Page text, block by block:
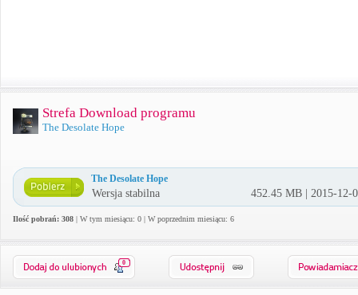
Strefa Download programu
The Desolate Hope
The Desolate Hope
Wersja stabilna 452.45 MB | 2015-12-
Ilość pobrań: 308 | W tym miesiącu: 0 | W poprzednim miesiącu: 6
0